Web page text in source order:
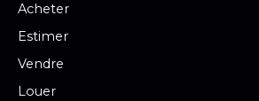
Acheter
Estimer
Vendre
Louer